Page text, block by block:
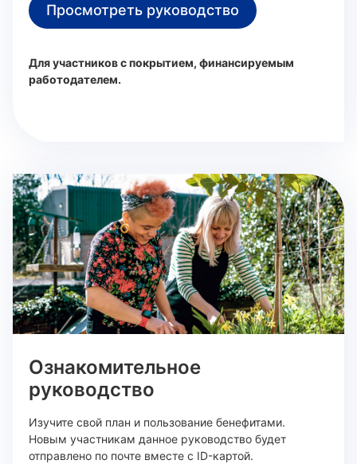
Просмотреть руководство
Для участников с покрытием, финансируемым
работодателем.
Ознакомительное
руководство
Изучите свой план и пользование бенефитами.
Новым участникам данное руководство будет
отправлено по почте вместе с ID-картой.